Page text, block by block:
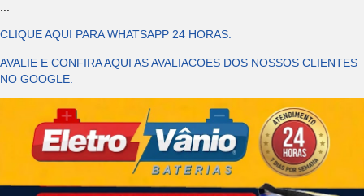
CLIQUE AQUI PARA WHATSAPP 24 HORAS.
AVALIE E CONFIRA AQUI AS AVALIACOES DOS NOSSOS CLIENTES
NO GOOGLE.